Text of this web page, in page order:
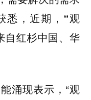
，近期， “观
自红杉中国、华
涌现表示，“观